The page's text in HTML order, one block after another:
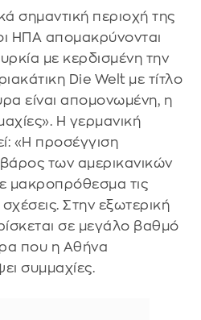
σημαντική περιοχή της
ΗΠΑ απομακρύνονται
με κερδισμένη την
Die Welt με τίτλο
είναι απομονωμένη, η
Η γερμανική
«H προσέγγιση
των αμερικανικών
μακροπρόθεσμα τις
Στην εξωτερική
σε μεγάλο βαθμό
που η Αθήνα
συμμαχίες.